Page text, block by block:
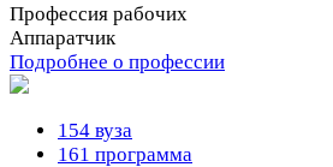
Профессия рабочих
Аппаратчик
Подробнее о профессии
154 вуза
161 программа